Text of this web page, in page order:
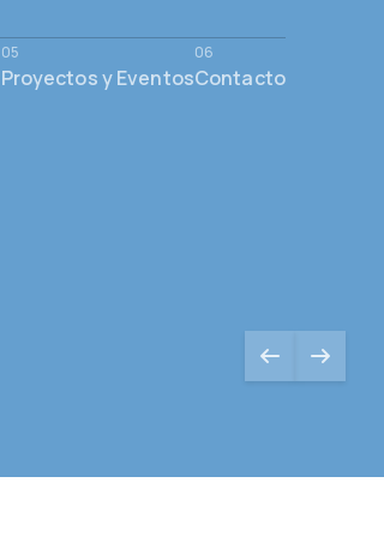
Proyectos y EventosContacto